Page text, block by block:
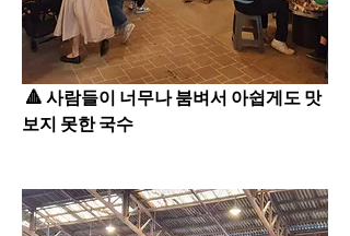
보지 못한 국수